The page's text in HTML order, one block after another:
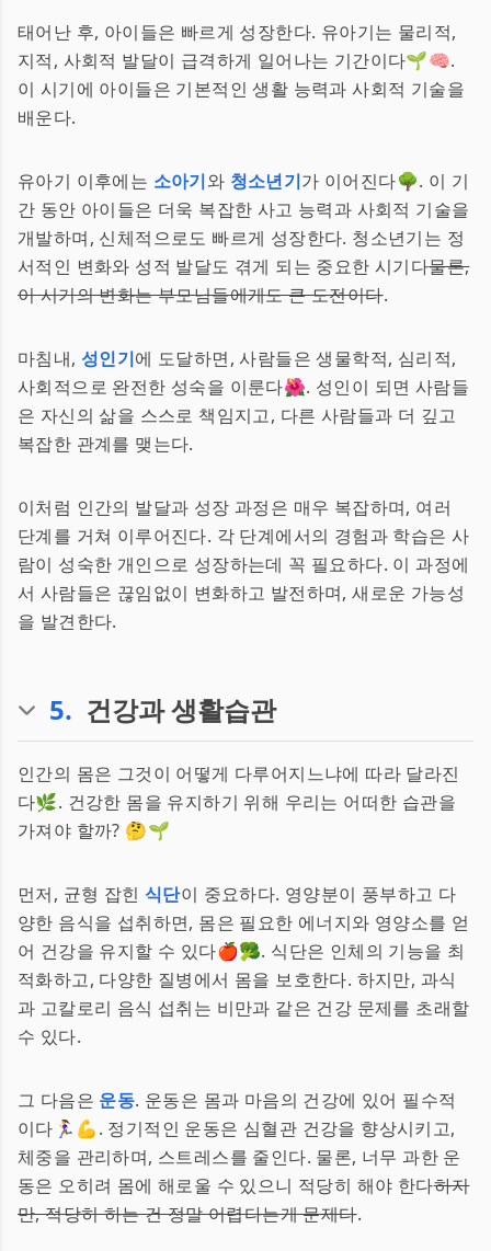
태어난 후, 아이들은 빠르게 성장한다. 유아기는 물리적,
지적, 사회적 발달이 급격하게 일어나는 기간이다🌱🧠.
이 시기에 아이들은 기본적인 생활 능력과 사회적 기술을
배운다.
유아기 이후에는 소아기와 청소년기가 이어진다🌳. 이 기
간 동안 아이들은 더욱 복잡한 사고 능력과 사회적 기술을
개발하며, 신체적으로도 빠르게 성장한다. 청소년기는 정
서적인 변화와 성적 발달도 겪게 되는 중요한 시기다물론,
이 시기의 변화는 부모님들에게도 큰 도전이다.
마침내, 성인기에 도달하면, 사람들은 생물학적, 심리적,
사회적으로 완전한 성숙을 이룬다🌺. 성인이 되면 사람들
은 자신의 삶을 스스로 책임지고, 다른 사람들과 더 깊고
복잡한 관계를 맺는다.
이처럼 인간의 발달과 성장 과정은 매우 복잡하며, 여러
단계를 거쳐 이루어진다. 각 단계에서의 경험과 학습은 사
람이 성숙한 개인으로 성장하는데 꼭 필요하다. 이 과정에
서 사람들은 끊임없이 변화하고 발전하며, 새로운 가능성
을 발견한다.
5. 건강과 생활습관
인간의 몸은 그것이 어떻게 다루어지느냐에 따라 달라진
다🌿. 건강한 몸을 유지하기 위해 우리는 어떠한 습관을
가져야 할까? 🤔🌱
먼저, 균형 잡힌 식단이 중요하다. 영양분이 풍부하고 다
양한 음식을 섭취하면, 몸은 필요한 에너지와 영양소를 얻
어 건강을 유지할 수 있다🍎🥦. 식단은 인체의 기능을 최
적화하고, 다양한 질병에서 몸을 보호한다. 하지만, 과식
과 고칼로리 음식 섭취는 비만과 같은 건강 문제를 초래할
수 있다.
그 다음은 운동. 운동은 몸과 마음의 건강에 있어 필수적
이다🏃‍♀️💪. 정기적인 운동은 심혈관 건강을 향상시키고,
체중을 관리하며, 스트레스를 줄인다. 물론, 너무 과한 운
동은 오히려 몸에 해로울 수 있으니 적당히 해야 한다하지
만, 적당히 하는 건 정말 어렵다는게 문제다.